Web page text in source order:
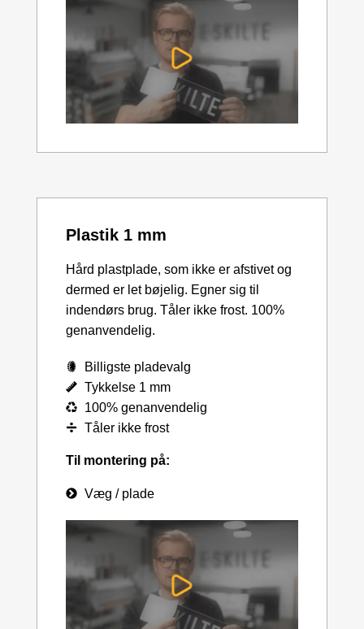
Plastik 1 mm
Hård plastplade, som ikke er afstivet og
dermed er let bøjelig. Egner sig til
indendørs brug. Tåler ikke frost. 100%
genanvendelig.
Billigste pladevalg
Tykkelse 1 mm
100% genanvendelig
Tåler ikke frost
Til montering på:
Væg / plade